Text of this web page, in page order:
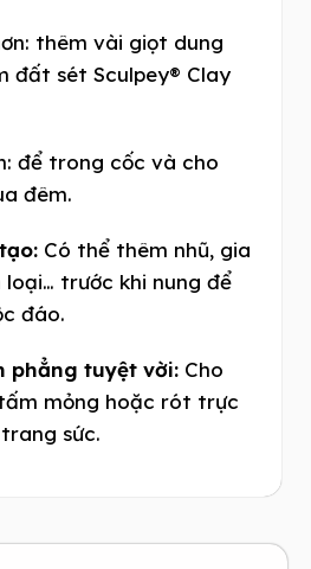
thêm vài giọt dung
đất sét Sculpey® Clay
để trong cốc và cho
đêm.
Có thể thêm nhũ, gia
loại… trước khi nung để
đáo.
phẳng tuyệt vời: Cho
mỏng hoặc rót trực
sức.